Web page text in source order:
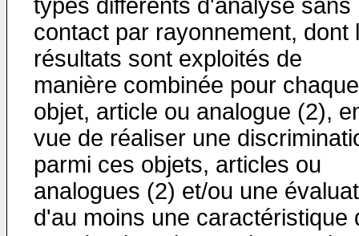
types différents d'analyse sans
contact par rayonnement, dont
résultats sont exploités de
manière combinée pour chaque
objet, article ou analogue (2),
vue de réaliser une
parmi ces objets, articles ou
analogues (2) et/ou une
d'au moins une caractéristique